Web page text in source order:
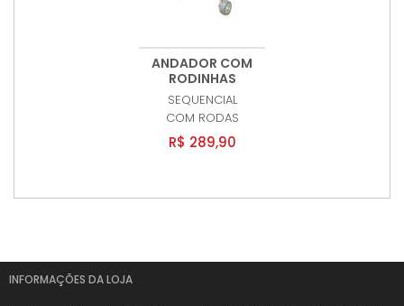
ANDADOR COM
RODINHAS
SEQUENCIAL
COM RODAS
R$ 289,90
INFORMAÇÕES DA LOJA